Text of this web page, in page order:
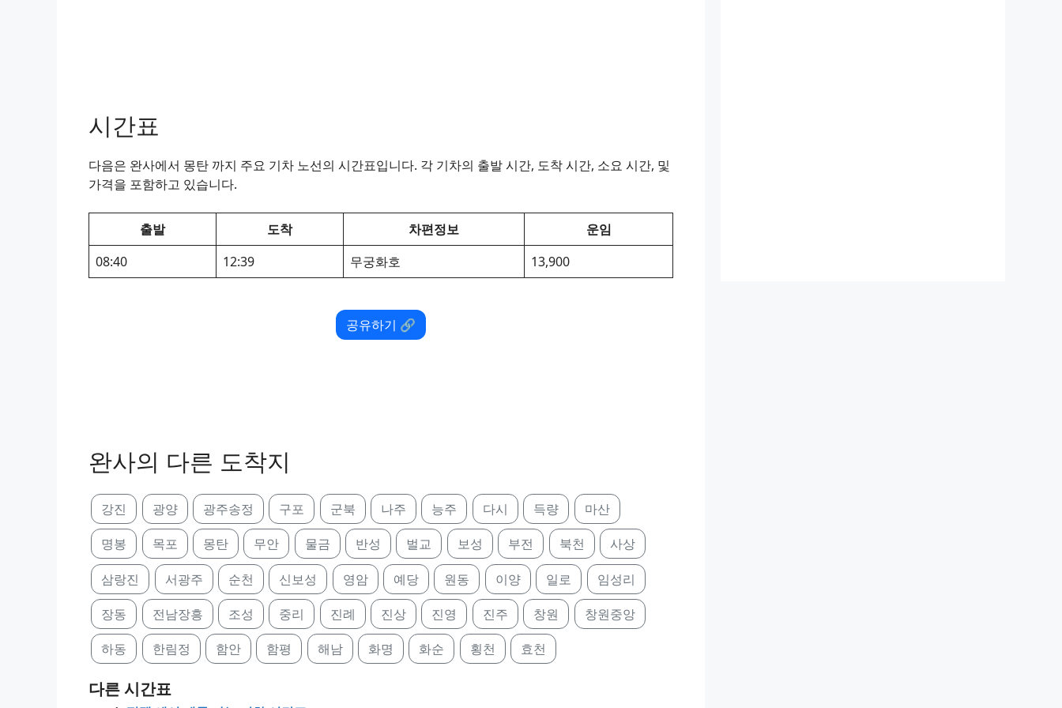
시간표
다음은 완사에서 몽탄 까지 주요 기차 노선의 시간표입니다. 각 기차의 출발 시간, 도착 시간, 소요 시간, 및
가격을 포함하고 있습니다.
출발 도착 차편정보
운임
08:40
12:39 무궁화호 13,900
공유하기 🔗
완사의 다른 도착지
강진 광양 광주송정 구포 군북 나주 능주 다시 득량 마산
명봉 목포 몽탄 무안 물금 반성 벌교 보성 부전 북천 사상
삼랑진 서광주 순천 신보성 영암 예당 원동 이양 일로 임성리
장동 전남장흥 조성 중리 진례 진상 진영 진주 창원 창원중앙
하동 한림정 함안 함평 해남 화명 화순 횡천 효천
다른 시간표